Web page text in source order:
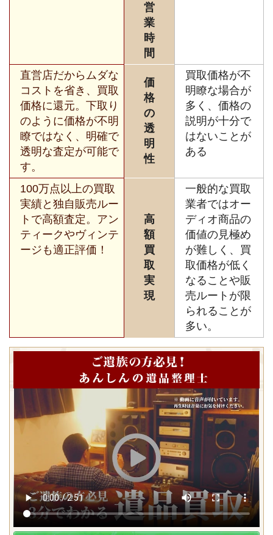
営
業
時
間
直営店だからムダな
コストを省き、買取
価格に還元。下取り
のように価格が不明
瞭ではなく、明確で
透明な査定が可能で
す。
価
格
の
透
明
性
買取価格が不
明瞭な場合が
多く、価格の
説明が十分で
はないことが
ある
100万点以上の買取
実績と独自販売ルー
トで高額査定。アン
ティークやヴィンテ
ージも適正評価！
高
額
買
取
実
現
一般的な買取
業者ではオー
ディオ商品の
価値の見極め
が難しく、買
取価格が低く
なることや販
売ルートが限
られることが
多い。